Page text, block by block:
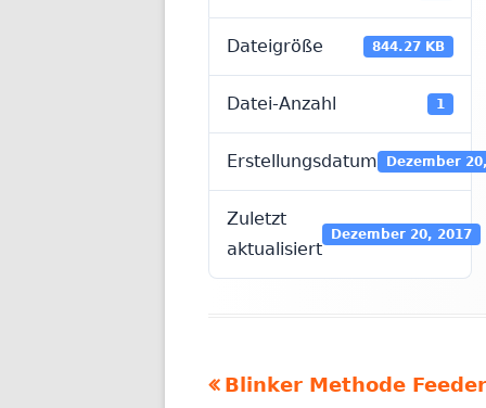
Dateigröße 844.27 KB
Datei-Anzahl 1
Erstellungsdatum Dezember
Zuletzt
aktualisiert
Dezember 20, 2017
Beitragsnavigation
Vorheriger
Blinker Methode